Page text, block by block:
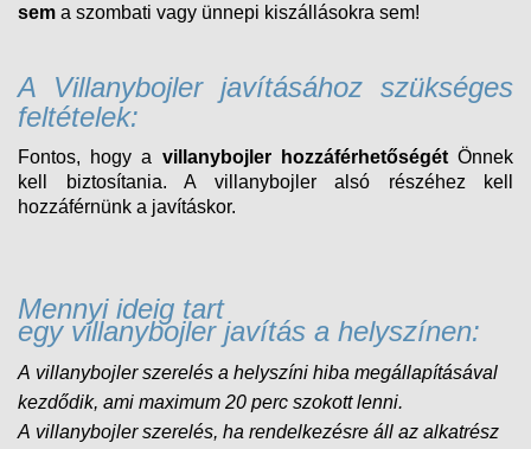
sem a szombati vagy ünnepi kiszállásokra sem!
A Villanybojler javításához szükséges
feltételek:
Fontos, hogy a villanybojler hozzáférhetőségétÖnnek
kell biztosítania. A villanybojler alsó részéhez kell
hozzáférnünk a javításkor.
Mennyi ideig tart
egy villanybojler javítás a helyszínen:
A villanybojler szerelés a helyszíni hiba megállapításával
kezdődik, ami maximum 20 perc szokott lenni.
A villanybojlerszerelés, ha rendelkezésre áll az alkatrész